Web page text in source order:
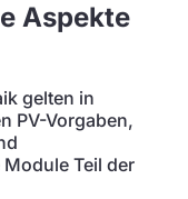
Aspekte
gelten in
PV-Vorgaben,
Teil der